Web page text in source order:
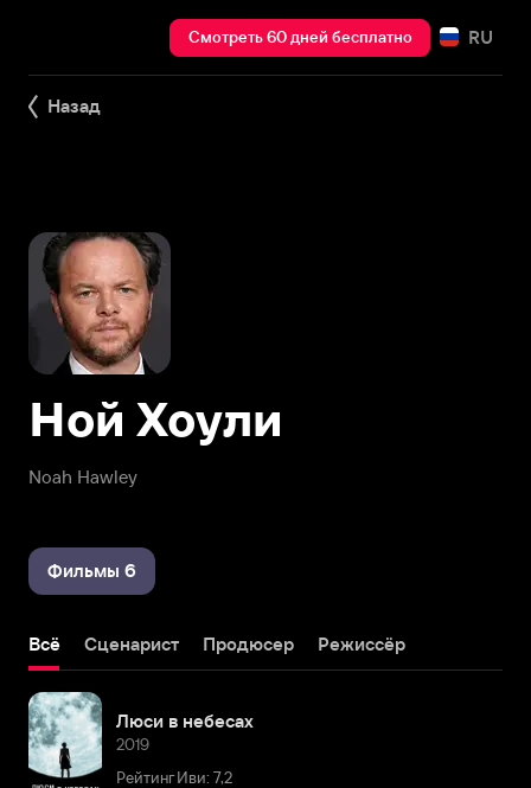
Смотреть 60 дней бесплатно RU
Назад
Noah Hawley
Ной Хоули
Фильмы 6
Всё Сценарист Продюсер Режиссёр
Люси в небесах
2019
Рейтинг Иви: 7,2